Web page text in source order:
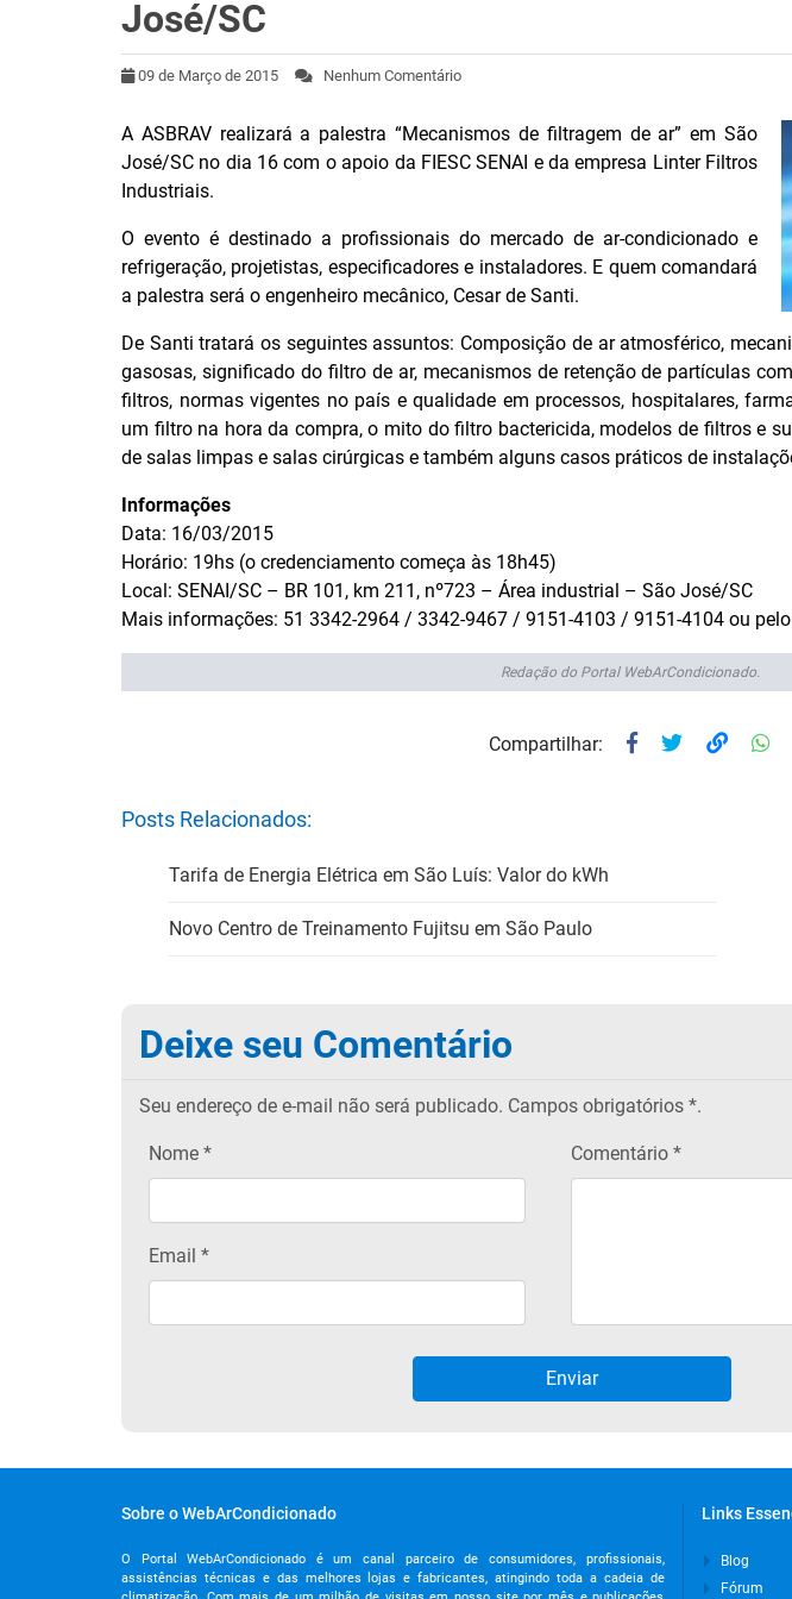
José/SC
09 de Março de 2015 Nenhum Comentário
A ASBRAV realizará a palestra “Mecanismos de filtragem de ar” em São
José/SC no dia 16 com o apoio da FIESC SENAI e da empresa Linter Filtros
Industriais.
O evento é destinado a profissionais do mercado de ar-condicionado e
refrigeração, projetistas, especificadores e instaladores. E quem comandará
a palestra será o engenheiro mecânico, Cesar de Santi.
De Santi tratará os seguintes assuntos: Composição de ar atmosférico,
gasosas, significado do filtro de ar, mecanismos de retenção de partículas
filtros, normas vigentes no país e qualidade em processos, hospitalares,
um filtro na hora da compra, o mito do filtro bactericida, modelos de filtros e
de salas limpas e salas cirúrgicas e também alguns casos práticos de
Informações
Data: 16/03/2015
Horário: 19hs (o credenciamento começa às 18h45)
Local: SENAI/SC – BR 101, km 211, nº723 – Área industrial – São José/SC
Mais informações: 51 3342-2964 / 3342-9467 / 9151-4103 / 9151-4104 ou
Redação do Portal WebArCondicionado.
Compartilhar:
Posts Relacionados:
Tarifa de Energia Elétrica em São Luís: Valor do kWh
Novo Centro de Treinamento Fujitsu em São Paulo
Deixe seu Comentário
Seu endereço de e-mail não será publicado. Campos obrigatórios *.
Nome *
Email *
Comentário *
Links
Blog
Fórum
Sobre o WebArCondicionado
O Portal WebArCondicionado é um canal parceiro de consumidores, profissionais,
assistências técnicas e das melhores lojas e fabricantes, atingindo toda a cadeia de